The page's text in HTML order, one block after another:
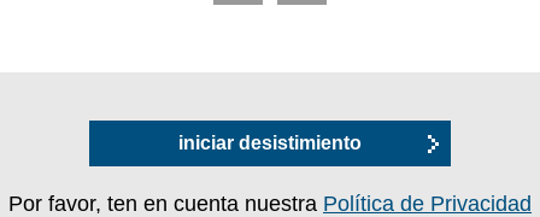
iniciar desistimiento
Por favor, ten en cuenta nuestra Política de Privacidad